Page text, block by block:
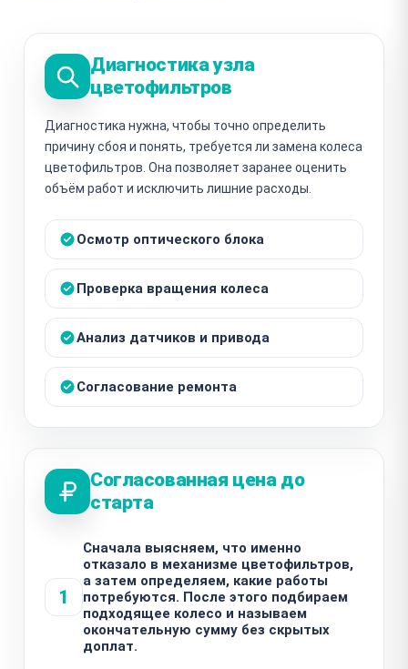
Диагностика узла
цветофильтров
Диагностика нужна, чтобы точно определить
причину сбоя и понять, требуется ли замена колеса
цветофильтров. Она позволяет заранее оценить
объём работ и исключить лишние расходы.
Осмотр оптического блока
Проверка вращения колеса
Анализ датчиков и привода
Согласование ремонта
Согласованная цена до
старта
1
Сначала выясняем, что именно
отказало в механизме цветофильтров,
а затем определяем, какие работы
потребуются. После этого подбираем
подходящее колесо и называем
окончательную сумму без скрытых
доплат.